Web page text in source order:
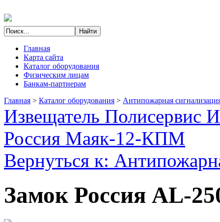
Главная
Карта сайта
Каталог оборудования
Физическим лицам
Банкам-партнерам
Главная > Каталог оборудования > Антипожарная
Извещатель
Россия Маяк-12-КПМ
Вернуться к:
Замок Россия AL-